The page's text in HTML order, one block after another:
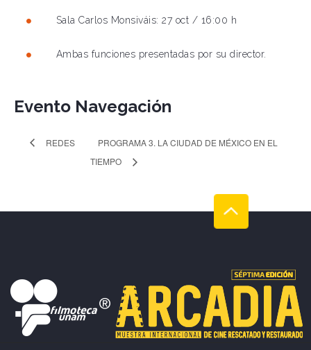
Sala Carlos Monsiváis: 27 oct / 16:00 h
Ambas funciones presentadas por su director.
Evento Navegación
REDES
PROGRAMA 3. LA CIUDAD DE MÉXICO EN EL
TIEMPO